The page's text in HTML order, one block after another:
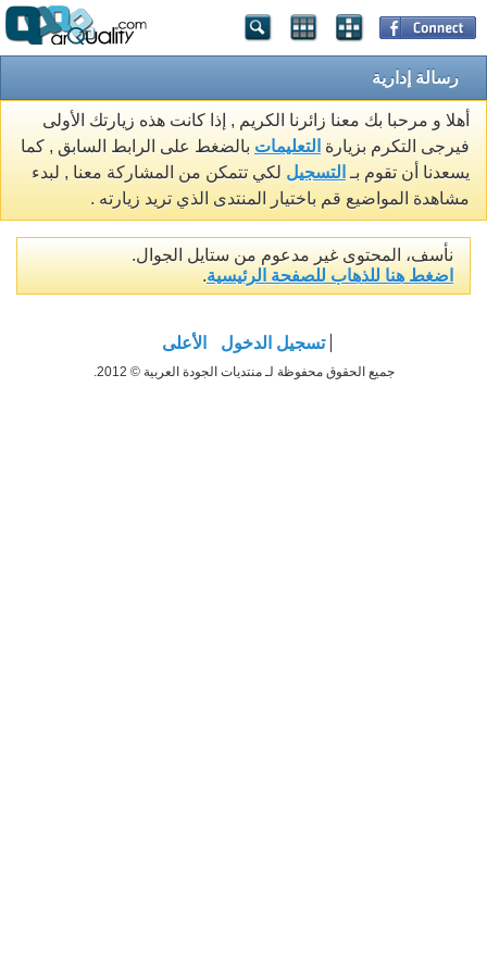
رسالة إدارية
أهلا و مرحبا بك معنا زائرنا الكريم , إذا كانت هذه زيارتك الأولى
فيرجى التكرم بزيارة التعليمات بالضغط على الرابط السابق , كما
يسعدنا أن تقوم بـ التسجيل لكي تتمكن من المشاركة معنا , لبدء
مشاهدة المواضيع قم باختيار المنتدى الذي تريد زيارته .
نأسف، المحتوى غير مدعوم من ستايل الجوال.
اضغط هنا للذهاب للصفحة الرئيسية.
تسجيل الدخول الأعلى
جميع الحقوق محفوظة لـ منتديات الجودة العربية © 2012.